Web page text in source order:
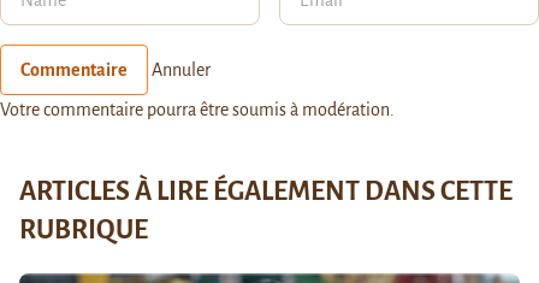
Commentaire Annuler
Votre commentaire pourra être soumis à modération.
ARTICLES À LIRE ÉGALEMENT DANS CETTE
RUBRIQUE